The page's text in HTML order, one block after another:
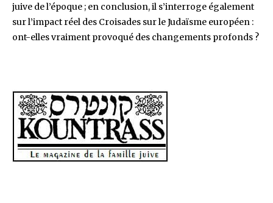
juive de l’époque ; en conclusion, il s’interroge également
sur l’impact réel des Croisades sur le Judaïsme européen :
ont-elles vraiment provoqué des changements profonds ?